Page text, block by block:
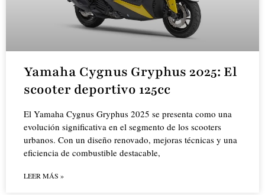
Yamaha Cygnus Gryphus 2025: El
scooter deportivo 125cc
El Yamaha Cygnus Gryphus 2025 se presenta como una
evolución significativa en el segmento de los scooters
urbanos. Con un diseño renovado, mejoras técnicas y una
eficiencia de combustible destacable,
LEER MÁS »